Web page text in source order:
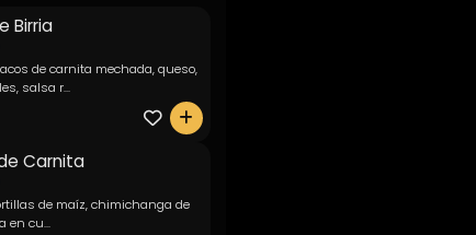
Birria
de carnita mechada, queso,
salsa r...
0
Carnita
de maíz, chimichanga de
en cu...